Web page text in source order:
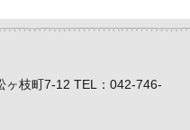
ヶ枝町7-12 TEL：042-746-